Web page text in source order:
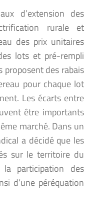
d’extension des
rurale et
des prix unitaires
lots et pré-rempli
proposent des rabais
pour chaque lot
Les écarts entre
être importants
marché. Dans un
a décidé que les
sur le territoire du
participation des
d’une péréquation